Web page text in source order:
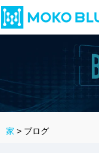
家 > ブログ